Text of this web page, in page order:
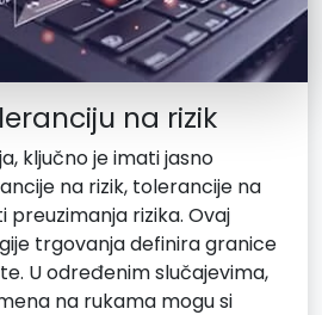
na rizik
ključno je imati jasno
na rizik, tolerancije na
rizika. Ovaj
trgovanja definira granice
U određenim slučajevima,
na rukama mogu si